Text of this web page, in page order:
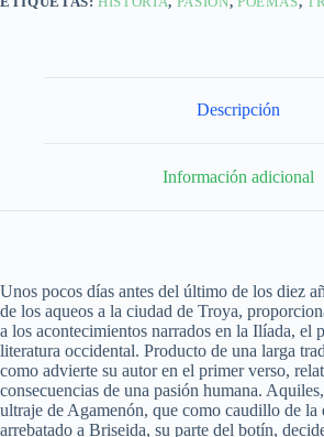
Descripción
Información adicional
Unos pocos días antes del último de los diez
de los aqueos a la ciudad de Troya,
a los acontecimientos narrados en la Ilíada, el
literatura occidental. Producto de una larga
como advierte su autor en el primer verso,
consecuencias de una pasión humana.
ultraje de Agamenón, que como caudillo de la
arrebatado a Briseida, su parte del botín,